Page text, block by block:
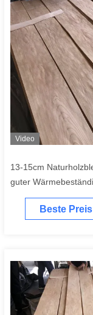
Video
13-15cm
guter
Beste